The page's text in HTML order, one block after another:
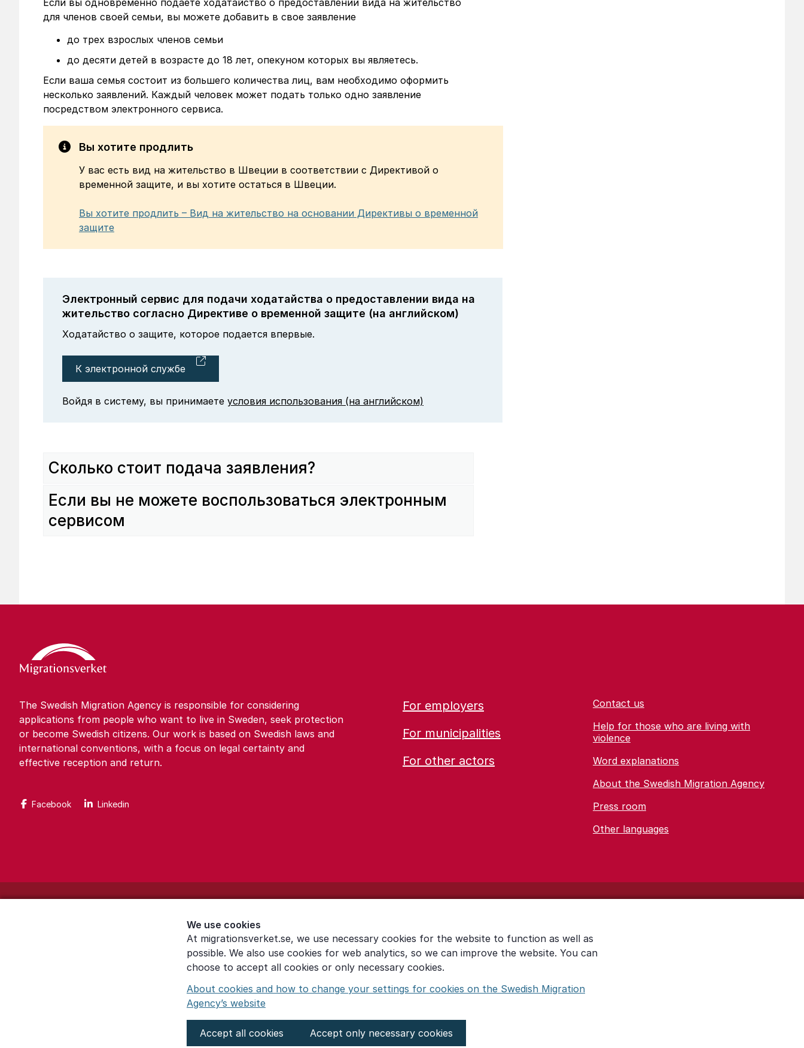
We use cookies
At migrationsverket.se, we use necessary cookies for the website to function as well as
possible. We also use cookies for web analytics, so we can improve the website. You can
choose to accept all cookies or only necessary cookies.
About cookies and how to change your settings for cookies on the Swedish Migration
Agency’s website
Accept all cookies Accept only necessary cookies
Если вы одновременно подаете ходатайство о предоставлении вида на жительство
для членов своей семьи, вы можете добавить в свое заявление
до трех взрослых членов семьи
до десяти детей в возрасте до 18 лет, опекуном которых вы являетесь.
Если ваша семья состоит из большего количества лиц, вам необходимо оформить
несколько заявлений. Каждый человек может подать только одно заявление
посредством электронного сервиса.
Вы хотите продлить
У вас есть вид на жительство в Швеции в соответствии с Директивой о
временной защите, и вы хотите остаться в Швеции.
Вы хотите продлить – Вид на жительство на основании Директивы о временной
защите
Электронный сервис для подачи ходатайства о предоставлении вида на
жительство согласно Директиве о временной защите (на английском)
Ходатайство о защите, которое подается впервые.
К электронной службе
Войдя в систему, вы принимаете условия использования (на английском)
Сколько стоит подача заявления?
Если вы не можете воспользоваться электронным
сервисом
The Swedish Migration Agency is responsible for considering
applications from people who want to live in Sweden, seek protection
or become Swedish citizens. Our work is based on Swedish laws and
international conventions, with a focus on legal certainty and
effective reception and return.
Facebook Linkedin
For employers
For municipalities
For other actors
Contact us
Help for those who are living with
violence
Word explanations
About the Swedish Migration Agency
Press room
Other languages